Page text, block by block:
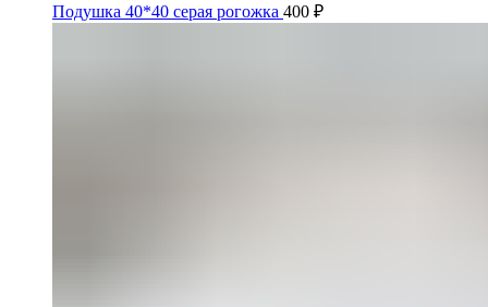
Подушка 40*40 серая рогожка 400 ₽